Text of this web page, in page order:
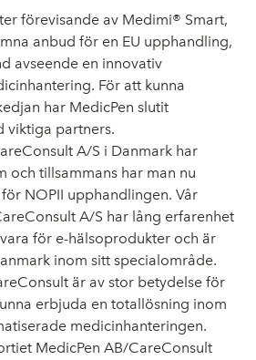
förevisande av Medimi® Smart,
anbud för en EU upphandling,
avseende en innovativ
För att kunna
har MedicPen slutit
viktiga partners.
A/S i Danmark har
och tillsammans har man nu
NOPII upphandlingen. Vår
A/S har lång erfarenhet
för e-hälsoprodukter och är
inom sitt specialområde.
är av stor betydelse för
erbjuda en totallösning inom
medicinhanteringen.
MedicPen AB/CareConsult